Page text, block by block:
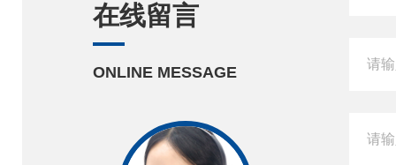
在线留言
ONLINE MESSAGE